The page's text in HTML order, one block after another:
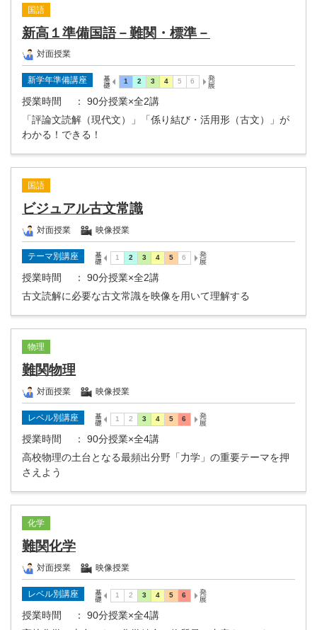
国語
新高１準備国語－難関・標準－
対面授業
新学年準備講座
授業時間
： 90分授業×全2講
「評論文読解（現代文）」「係り結び・活用形（古文）」が
わかる！できる！
国語
ビジュアル古文常識
対面授業 映像授業
テーマ別講座
授業時間
： 90分授業×全2講
古文読解に必要な古文常識を映像を用いて理解する
物理
難関物理
対面授業 映像授業
レベル別講座
授業時間
： 90分授業×全4講
高校物理の土台となる最頻出分野「力学」の重要テーマを押
さえよう
化学
難関化学
対面授業 映像授業
レベル別講座
授業時間
： 90分授業×全4講